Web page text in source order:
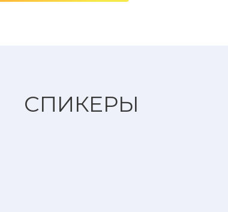
СПИКЕРЫ